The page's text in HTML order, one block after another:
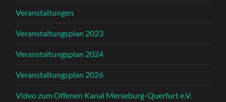
Veranstaltungen
Veranstaltungsplan 2023
Veranstaltungsplan 2024
Veranstaltungsplan 2026
Video zum Offenen Kanal Merseburg-Querfurt e.V.